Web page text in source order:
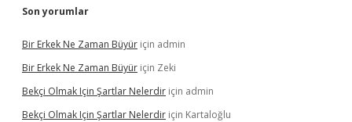
Son yorumlar
Bir Erkek Ne Zaman Büyür için admin
Bir Erkek Ne Zaman Büyür için Zeki
Bekçi Olmak Için Şartlar Nelerdir için admin
Bekçi Olmak Için Şartlar Nelerdir için Kartaloğlu